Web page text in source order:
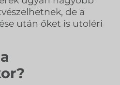
de a
után őket is utoléri